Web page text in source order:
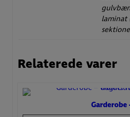
laminat
Relaterede varer
Garderobe